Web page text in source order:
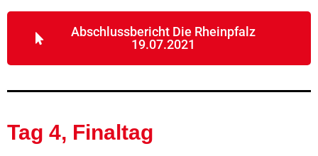
Abschlussbericht Die Rheinpfalz
19.07.2021
Tag 4, Finaltag